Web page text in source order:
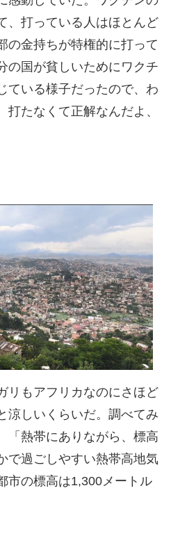
、打っている人はほとんど
の金持ちが特権的に打って
の国が貧しいためにワクチ
ている様子だったので、わ
たなくて正解なんだよ、
リもアフリカなのにさほど
涼しいくらいだ。調べてみ
「熱帯にありながら、標高
で過ごしやすい熱帯高地気
市の標高は1,300メートル